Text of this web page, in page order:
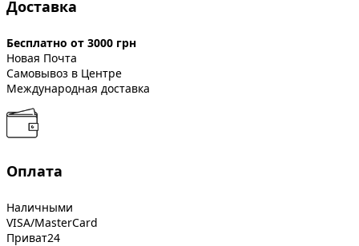
Доставка
Бесплатно от 3000 грн
Новая Почта
Самовывоз в Центре
Международная доставка
Оплата
Наличными
VISA/MasterCard
Приват24